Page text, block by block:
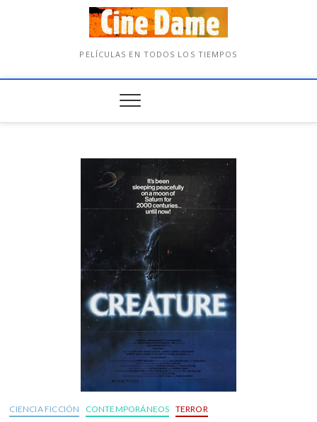
PELÍCULAS EN TODOS LOS TIEMPOS
CIENCIA FICCIÓN CONTEMPORÁNEOS TERROR